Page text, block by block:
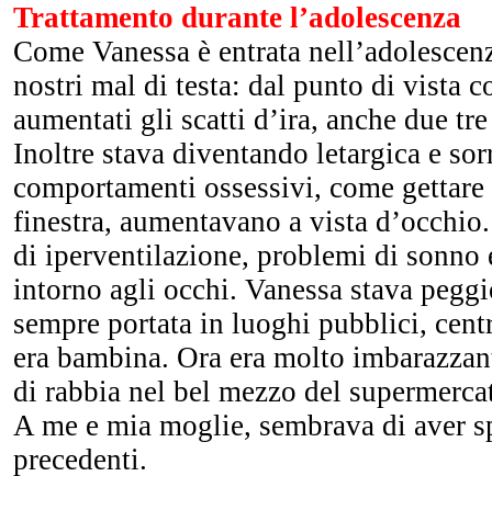
Trattamento durante l’adolescenza
Come Vanessa è entrata
nostri mal di testa: dal punto di vista
aumentati gli scatti d’ira, anche due
Inoltre stava diventando letargica e
comportamenti ossessivi, come
finestra, aumentavano a vista
di iperventilazione, problemi di sonno
intorno agli occhi. Vanessa stava
sempre portata in luoghi pubblici,
era bambina. Ora era molto
di rabbia nel bel mezzo del
A me e mia moglie, sembrava di aver
precedenti.